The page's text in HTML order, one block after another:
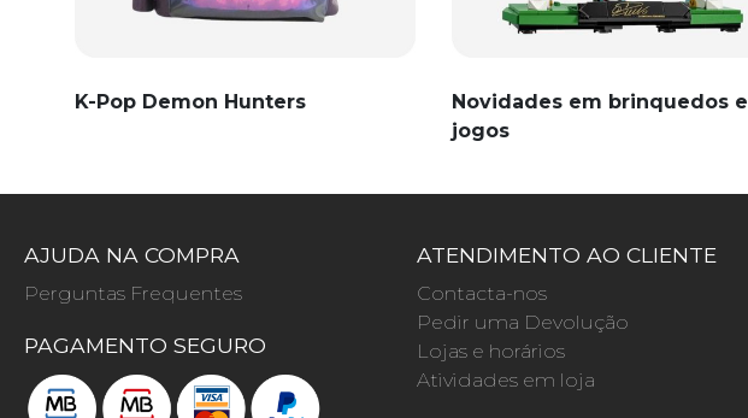
K-Pop Demon Hunters
Novidades em brinquedos e
jogos
AJUDA NA COMPRA
Perguntas Frequentes
PAGAMENTO SEGURO
ATENDIMENTO AO CLIENTE
Contacta-nos
Pedir uma Devolução
Lojas e horários
Atividades em loja